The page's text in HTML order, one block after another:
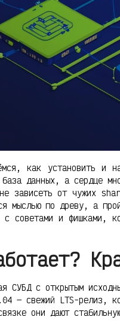
как установить и
данных, а сердце
зависеть от чужих
мыслью по древу, а
с советами и фишками,
СУБД с открытым
— свежий LTS-релиз,
они дают